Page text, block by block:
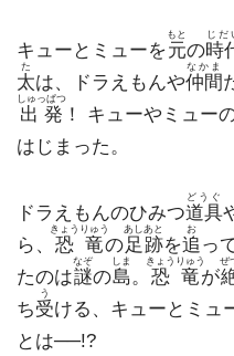
キューとミューを元
もと
の時
じだ
太
た
は、ドラえもんや仲間
なかま
出発
しゅっぱつ
！ キューやミュー
はじまった。
ドラえもんのひみつ道具
どうぐ
ら、 恐竜
きょうりゅう
の足跡
あしあと
を追
お
っ
たのは謎
なぞ
の島
しま
。 恐竜
きょうりゅう
が
ぜ
ち受
う
ける、キューとミュ
とは──!?